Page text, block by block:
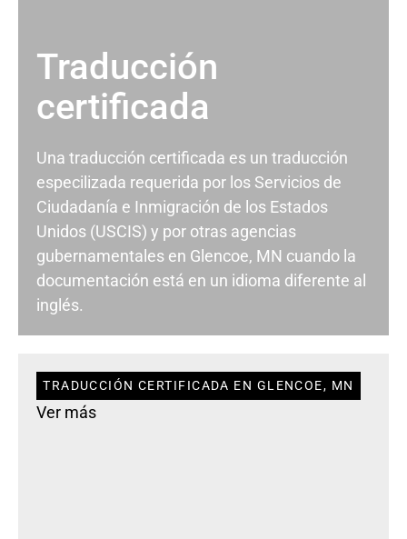
Traducción
certificada
Una traducción certificada es un traducción
especilizada requerida por los Servicios de
Ciudadanía e Inmigración de los Estados
Unidos (USCIS) y por otras agencias
gubernamentales en Glencoe, MN cuando la
documentación está en un idioma diferente al
inglés.
TRADUCCIÓN CERTIFICADA EN GLENCOE, MN
Ver más